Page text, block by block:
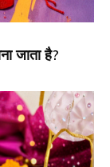
जाता है?